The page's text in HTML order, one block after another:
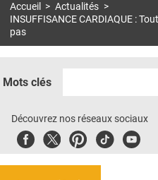
S'ABONNER À LA REVUE SOIN À
E-REVUE SAD
THÉMA
Accueil > Actualités >
INSUFFISANCE CARDIAQUE :
pas
Mots clés
Découvrez nos réseaux sociaux
FacebookTwitterPinterest
TiktokYoubute